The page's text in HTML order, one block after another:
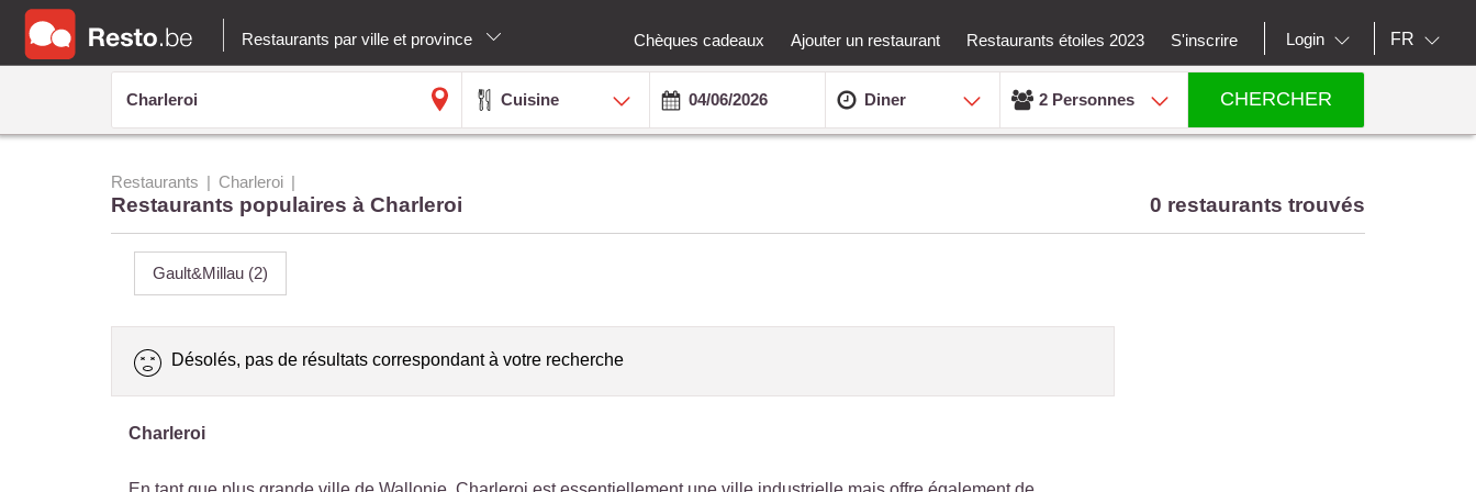
Restaurants par ville et province Chèques cadeaux Ajouter un restaurant Restaurants étoiles 2023 S'inscrire Login FR
Cuisine Diner 2 Personnes CHERCHER
Restaurants Charleroi
Restaurants populaires à Charleroi 0 restaurants trouvés
Gault&Millau (2)
Désolés, pas de résultats correspondant à votre recherche
Charleroi